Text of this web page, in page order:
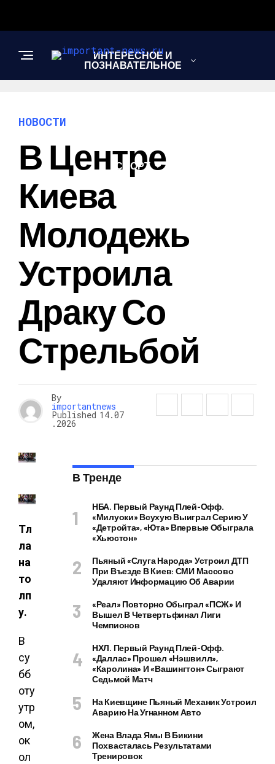
ИНТЕРЕСНОЕ И
ПОЗНАВАТЕЛЬНОЕ
СПОРТ
НОВОСТИ
В Центре
Киева
Молодежь
Устроила
Драку Со
Стрельбой
By
importantnews
Published 14.07
.2026
Тл
ла
на
то
лп
у.
В
су
бб
оту
утр
ом,
ок
ол
В Тренде
НБА. Первый Раунд Плей-Офф.
«Милуоки» Всухую Выиграл Серию У
«Детройта», «Юта» Впервые Обыграла
«Хьюстон»
Пьяный «слуга Народа» Устроил ДТП
При Въезде В Киев: СМИ Массово
Удаляют Информацию Об Аварии
«Реал» Повторно Обыграл «ПСЖ» И
Вышел В Четвертьфинал Лиги
Чемпионов
НХЛ. Первый Раунд Плей-Офф.
«Даллас» Прошел «Нэшвилл»,
«Каролина» И «Вашингтон» Сыграют
Седьмой Матч
На Киевщине Пьяный Механик Устроил
Аварию На Угнанном Авто
Жена Влада Ямы В Бикини
Похвасталась Результатами
Тренировок